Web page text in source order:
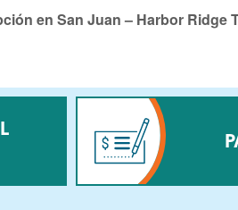
en San Juan – Harbor Ridge